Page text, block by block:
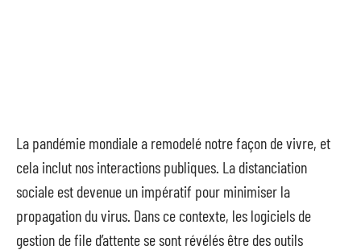
La pandémie mondiale a remodelé notre façon de vivre, et
cela inclut nos interactions publiques. La distanciation
sociale est devenue un impératif pour minimiser la
propagation du virus. Dans ce contexte, les logiciels de
gestion de file d’attente se sont révélés être des outils